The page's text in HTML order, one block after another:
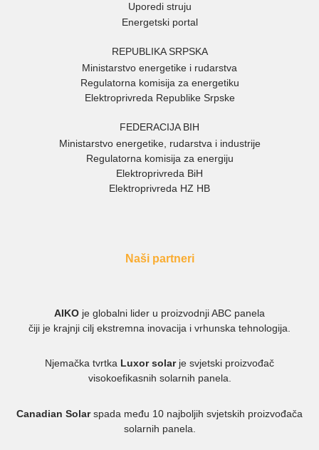
Uporedi struju
Energetski portal
REPUBLIKA SRPSKA
Ministarstvo energetike i rudarstva
Regulatorna komisija za energetiku
Elektroprivreda Republike Srpske
FEDERACIJA BIH
Ministarstvo energetike, rudarstva i industrije
Regulatorna komisija za energiju
Elektroprivreda BiH
Elektroprivreda HZ HB
Naši partneri
AIKO je globalni lider u proizvodnji ABC panela
čiji je krajnji cilj ekstremna inovacija i vrhunska tehnologija.
Njemačka tvrtka Luxor solarje svjetski proizvođač
visokoefikasnih solarnih panela.
Canadian Solarspada među 10 najboljih svjetskih proizvođača
solarnih panela.